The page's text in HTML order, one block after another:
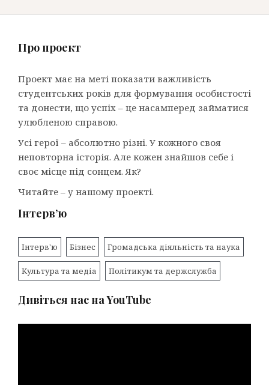
Про проект
Проект має на меті показати важливість
студентських років для формування особистості
та донести, що успіх – це насамперед займатися
улюбленою справою.
Усі герої – абсолютно різні. У кожного своя
неповторна історія. Але кожен знайшов себе і
своє місце під сонцем. Як?
Читайте – у нашому проекті.
Інтерв’ю
Інтерв'ю Бізнес Громадська діяльність та наука
Культура та медіа Політикум та держслужба
Дивіться нас на YouTube